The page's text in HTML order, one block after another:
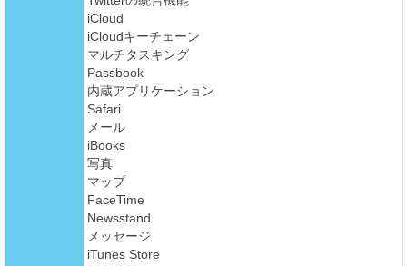
iCloud
iCloudキーチェーン
マルチタスキング
Passbook
内蔵アプリケーション
Safari
メール
iBooks
写真
マップ
FaceTime
Newsstand
メッセージ
iTunes Store